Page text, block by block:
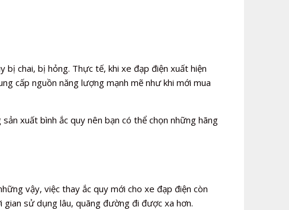
bị chai, bị hỏng. Thực tế, khi xe đạp điện xuất hiện
cấp nguồn năng lượng mạnh mẽ như khi mới mua
xuất bình ắc quy nên bạn có thể chọn những hãng
vậy, việc thay ắc quy mới cho xe đạp điện còn
sử dụng lâu, quãng đường đi được xa hơn.